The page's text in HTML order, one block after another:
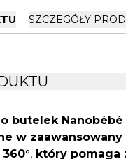
SZCZEGÓŁY
butelek Nanobébé
w zaawansowany
, który pomaga